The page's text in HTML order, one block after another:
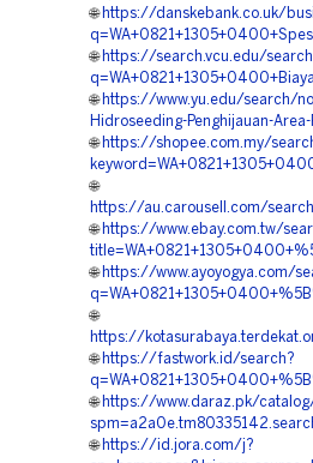
🌐 https://danskebank.co.uk/
🌐 https://search.vcu.edu/
🌐 https://www.yu.edu/search/
Hidroseeding-Penghijauan-
🌐 https://shopee.com.my/
🌐
https://au.carousell.com/
🌐 https://www.ebay.com.tw/
🌐 https://www.ayoyogya.com/
🌐
https://
🌐 https://fastwork.id/search?
🌐 https://www.daraz.pk/
🌐 https://id.jora.com/j?